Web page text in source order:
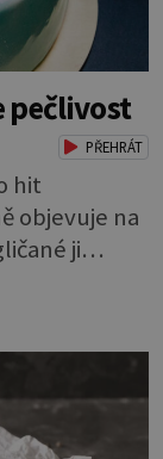
pečlivost
PŘEHRÁT
hit
objevuje na
poleva, a
vás
klidně se
že